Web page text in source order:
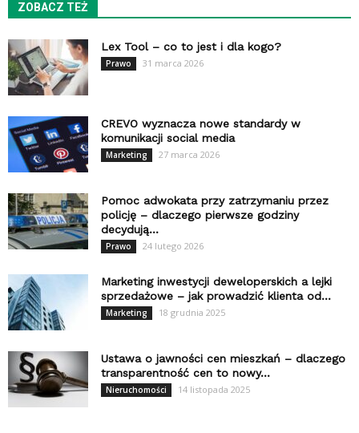
ZOBACZ TEŻ
Lex Tool – co to jest i dla kogo?
Prawo 31 marca 2026
CREVO wyznacza nowe standardy w
komunikacji social media
Marketing 27 marca 2026
Pomoc adwokata przy zatrzymaniu przez
policję – dlaczego pierwsze godziny
decydują...
Prawo 24 lutego 2026
Marketing inwestycji deweloperskich a lejki
sprzedażowe – jak prowadzić klienta od...
Marketing 18 grudnia 2025
Ustawa o jawności cen mieszkań – dlaczego
transparentność cen to nowy...
Nieruchomości 14 listopada 2025